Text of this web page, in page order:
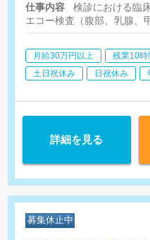
仕事内容
検診における臨
エコー検査（腹部、乳腺、
月給30万円以上 残業10時
土日祝休み
日祝休み
詳細を見る
募集休止中